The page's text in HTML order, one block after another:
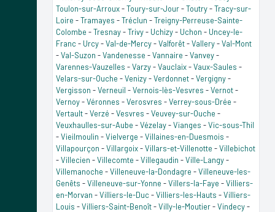
Toulon-sur-Arroux-Toury-sur-Jour-Toutry-Tracy-sur-
Loire -Tramayes -Tréclun -Treigny-Perreuse-Sainte-
Colombe -Tresnay-Trivy- Uchizy- Uchon - Uncey-le-
Franc - Urcy-Val-de-Mercy-Valforêt-Vallery-Val-Mont
-Val-Suzon -Vandenesse -Vannaire -Vanvey-
Varennes-Vauzelles -Varzy-Vauclaix-Vaux-Saules -
Velars-sur-Ouche -Venizy-Verdonnet-Vergigny-
Vergisson -Verneuil -Vernois-lès-Vesvres -Vernot-
Vernoy-Véronnes -Verosvres -Verrey-sous-Drée -
Vertault-Verzé -Vesvres -Veuvey-sur-Ouche -
Veuxhaulles-sur-Aube -Vézelay-Vianges -Vic-sous-Thil
-Vieilmoulin -Vielverge -Villaines-en-Duesmois -
Villapourçon -Villargoix-Villars-et-Villenotte -Villebichot
-Villecien -Villecomte -Villegaudin -Ville-Langy-
Villemanoche -Villeneuve-la-Dondagre -Villeneuve-les-
Genêts -Villeneuve-sur-Yonne -Villers-la-Faye -Villiers-
en-Morvan -Villiers-le-Duc -Villiers-les-Hauts -Villiers-
Louis -Villiers-Saint-Benoît-Villy-le-Moutier-Vindecy-